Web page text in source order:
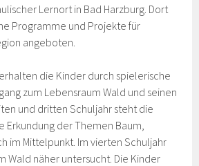
Lernort in Bad Harzburg. Dort
Programme und Projekte für
angeboten.
die Kinder durch spielerische
zum Lebensraum Wald und seinen
und dritten Schuljahr steht die
Erkundung der Themen Baum,
im Mittelpunkt. Im vierten Schuljahr
Wald näher untersucht. Die Kinder